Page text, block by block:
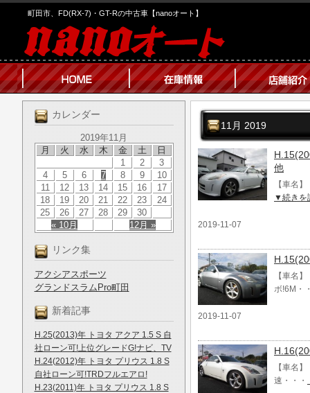
町田市、FD(RX-7)・GT-Rの中古車【nanoオート】
カレンダー
2019年11月
月
火 水 木 金 土 日
« 10月 12月 »
1 2
3
4
5 6 7 8 9
10
11
12 13 14 15 16
17
18
19 20 21 22 23
24
25
26 27 28 29 30
リンク集
アクシアスポーツ
グランドスラムPro町田
新着記事
H.25(2013)年 トヨタ アクア 1.5 S 自
社ローン可!上位グレードG!ナビ、TV
H.24(2012)年 トヨタ プリウス 1.8 S
自社ローン可!TRDフルエアロ!
H.23(2011)年 トヨタ プリウス 1.8 S
11月 2019
他
【車名
▼続きを
2019-11-07
【車名
ボ!6M・
2019-11-07
【車名
速・・・